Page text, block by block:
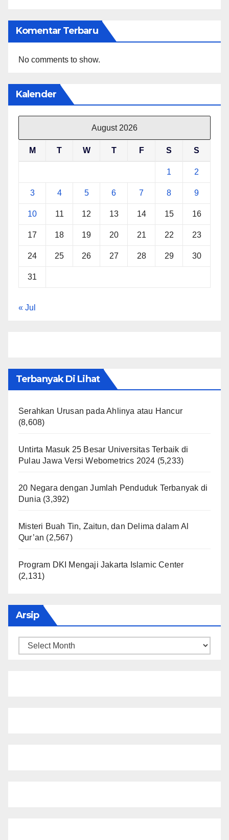
Komentar Terbaru
No comments to show.
Kalender
August 2026
M T W T F S S
1 2
3 4 5 6 7 8 9
10 11 12 13 14 15 16
17 18 19 20 21 22 23
24 25 26 27 28 29 30
31
« Jul
Terbanyak Di Lihat
Serahkan Urusan pada Ahlinya atau Hancur
(8,608)
Untirta Masuk 25 Besar Universitas Terbaik di
Pulau Jawa Versi Webometrics 2024 (5,233)
20 Negara dengan Jumlah Penduduk Terbanyak di
Dunia (3,392)
Misteri Buah Tin, Zaitun, dan Delima dalam Al
Qur’an (2,567)
Program DKI Mengaji Jakarta Islamic Center
(2,131)
Arsip
Arsip